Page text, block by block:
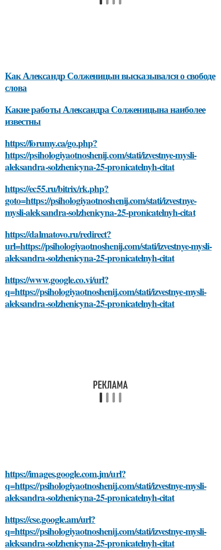
Как Александр Солженицын высказывался о свободе
слова
Какие работы Александра Солженицына наиболее
известны
https://forumy.ca/go.php?
https://psihologiyaotnoshenij.com/stati/izvestnye-mysli-
aleksandra-solzhenicyna-25-pronicatelnyh-citat
https://ec55.ru/bitrix/rk.php?
goto=https://psihologiyaotnoshenij.com/stati/izvestnye-
mysli-aleksandra-solzhenicyna-25-pronicatelnyh-citat
https://dalmatovo.ru/redirect?
url=https://psihologiyaotnoshenij.com/stati/izvestnye-mysli-
aleksandra-solzhenicyna-25-pronicatelnyh-citat
https://www.google.co.vi/url?
q=https://psihologiyaotnoshenij.com/stati/izvestnye-mysli-
aleksandra-solzhenicyna-25-pronicatelnyh-citat
https://images.google.com.jm/url?
q=https://psihologiyaotnoshenij.com/stati/izvestnye-mysli-
aleksandra-solzhenicyna-25-pronicatelnyh-citat
https://cse.google.am/url?
q=https://psihologiyaotnoshenij.com/stati/izvestnye-mysli-
aleksandra-solzhenicyna-25-pronicatelnyh-citat